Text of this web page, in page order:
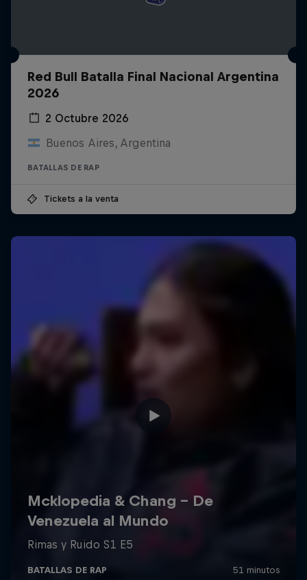
Red Bull Batalla Final Nacional Argentina
2026
2 Octubre 2026
Buenos Aires, Argentina
BATALLAS DE RAP
Tickets a la venta